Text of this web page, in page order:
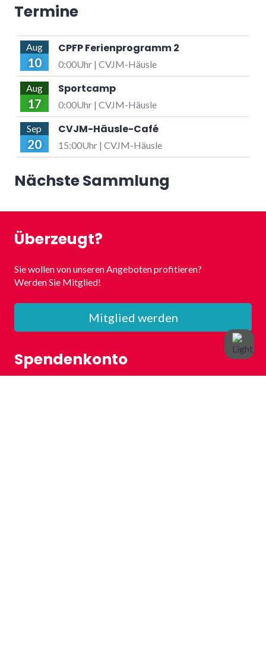
Termine
Aug
10
CPFP Ferienprogramm 2
0:00Uhr | CVJM-Häusle
Aug
17
Sportcamp
0:00Uhr | CVJM-Häusle
Sep
20
CVJM-Häusle-Café
15:00Uhr | CVJM-Häusle
Nächste Sammlung
Überzeugt?
Sie wollen von unseren Angeboten profitieren?
Werden Sie Mitglied!
Mitglied werden
Spendenkonto